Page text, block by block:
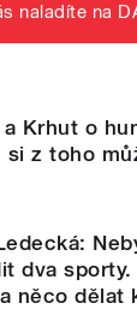
naladíte na
a Krhut o
si z toho
dva
něco dělat